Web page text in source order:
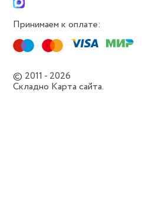
Принимаем к оплате:
© 2011 - 2026
Складно Карта сайта.